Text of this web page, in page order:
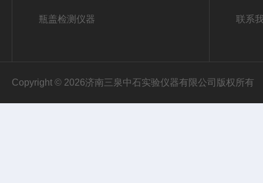
瓶盖检测仪器 联系
Copyright © 2026济南三泉中石实验仪器有限公司版权所有